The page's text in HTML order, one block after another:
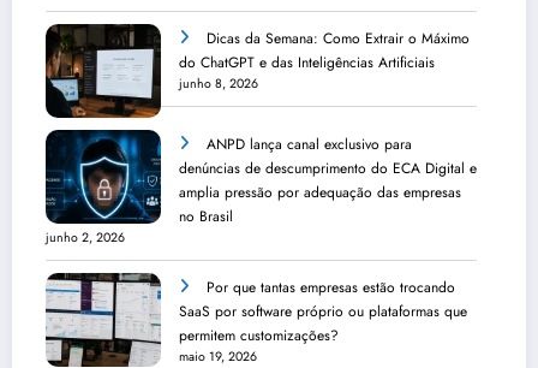
Dicas da Semana: Como Extrair o Máximo
do ChatGPT e das Inteligências Artificiais
junho 8, 2026
ANPD lança canal exclusivo para
denúncias de descumprimento do ECA Digital e
amplia pressão por adequação das empresas
no Brasil
junho 2, 2026
Por que tantas empresas estão trocando
SaaS por software próprio ou plataformas que
permitem customizações?
maio 19, 2026